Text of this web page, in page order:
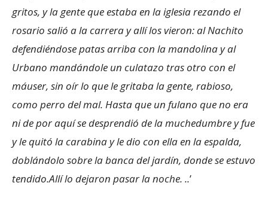
gritos, y la gente que estaba en la iglesia rezando el
rosario salió a la carrera y allí los vieron: al Nachito
defendiéndose patas arriba con la mandolina y al
Urbano mandándole un culatazo tras otro con el
máuser, sin oír lo que le gritaba la gente, rabioso,
como perro del mal. Hasta que un fulano que no era
ni de por aquí se desprendió de la muchedumbre y fue
y le quitó la carabina y le dio con ella en la espalda,
doblándolo sobre la banca del jardín, donde se estuvo
tendido.Allí lo dejaron pasar la noche. ..’